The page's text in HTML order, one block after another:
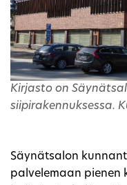
Kirjasto on
siipirakennuksessa.
Säynätsalon
palvelemaan pienen